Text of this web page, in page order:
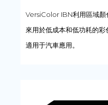
VersiColor IBN利用區域顏
來用於低成本和低功耗的彩
適用于汽車應用。